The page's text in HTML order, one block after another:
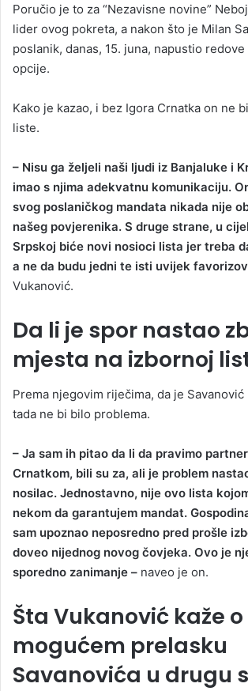
Poručio je to za “Nezavisne novine”
lider ovog pokreta, a nakon što je Milan
poslanik, danas, 15. juna, napustio
opcije.
Kako je kazao, i bez Igora Crnatka on ne
liste.
– Nisu ga željeli naši ljudi iz Banjaluke i
imao s njima adekvatnu komunikaciju.
svog poslaničkog mandata nikada nije
našeg povjerenika. S druge strane, u
Srpskoj biće novi nosioci lista jer treba
a ne da budu jedni te isti uvijek
Vukanović.
Da li je spor nastao
mjesta na izbornoj
Prema njegovim riječima, da je
tada ne bi bilo problema.
– Ja sam ih pitao da li da pravimo
Crnatkom, bili su za, ali je problem
nosilac. Jednostavno, nije ovo lista
nekom da garantujem mandat.
sam upoznao neposredno pred prošle
doveo nijednog novog čovjeka. Ovo je
sporedno zanimanje – naveo je on.
Šta Vukanović kaže o
mogućem prelasku
Savanovića u drugu